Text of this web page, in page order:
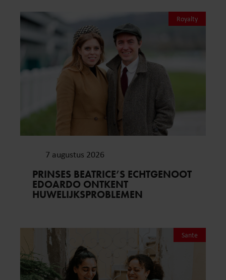
Royalty
7 augustus 2026
PRINSES BEATRICE’S ECHTGENOOT
EDOARDO ONTKENT
HUWELIJKSPROBLEMEN
Sante